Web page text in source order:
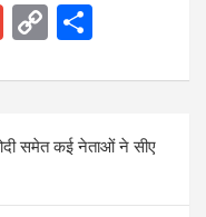
G
ail
C
py
Li
n
k
ar
e
समेत कई नेताओं ने सीए